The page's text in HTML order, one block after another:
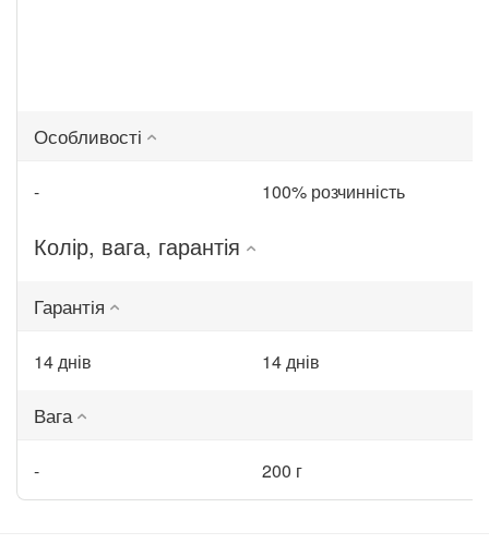
Особливості
- 100% розчинність
Колір, вага, гарантія
Гарантія
14 днів 14 днів
Вага
- 200 г